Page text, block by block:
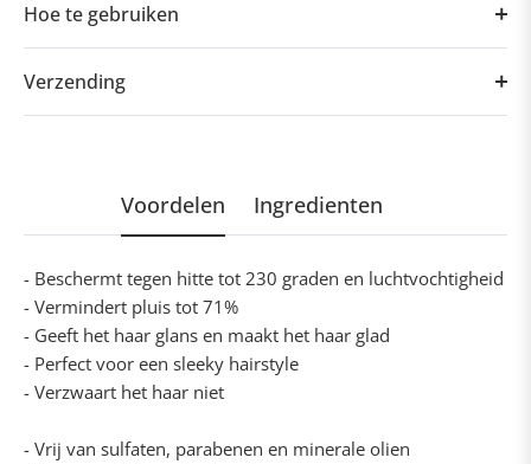
Hoe te gebruiken
Verzending
Voordelen Ingredienten
- Beschermt tegen hitte tot 230 graden en luchtvochtigheid
- Vermindert pluis tot 71%
- Geeft het haar glans en maakt het haar glad
- Perfect voor een sleeky hairstyle
- Verzwaart het haar niet
- Vrij van sulfaten, parabenen en minerale olien